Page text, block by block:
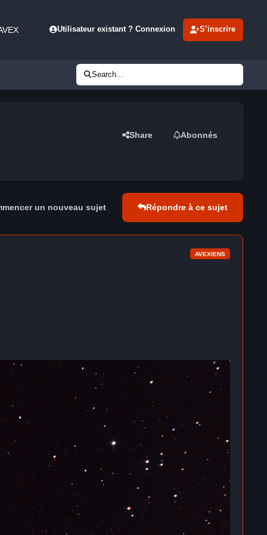
Utilisateur existant ? Connexion S’inscrire
Search...
Share Abonnés
un nouveau sujet Répondre à ce sujet
AVEXIENS